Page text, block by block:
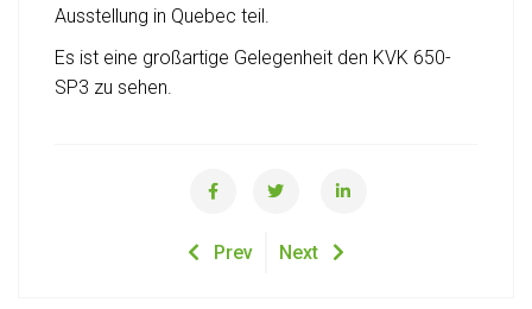
Ausstellung in Quebec teil.
Es ist eine großartige Gelegenheit den KVK 650-
SP3 zu sehen.
Prev Next